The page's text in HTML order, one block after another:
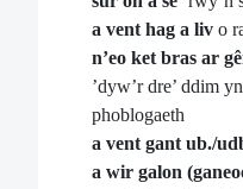
a vent hag a liv o
n’eo ket bras ar
’dyw’r dre’ ddim
phoblogaeth
a vent gant ub./
a wir galon